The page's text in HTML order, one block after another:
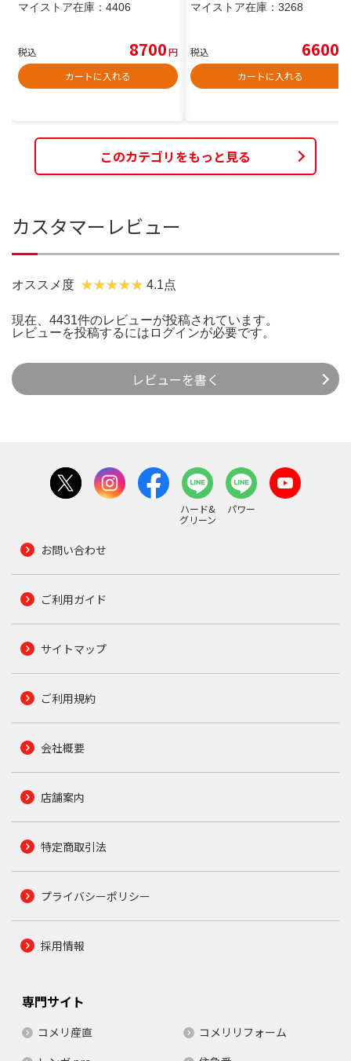
マイストア在庫： 4406
税込 8700円
カートに入れる
マイストア在庫： 3268
税込 6600
カートに入れる
このカテゴリをもっと見る
カスタマーレビュー
オススメ度 4.1点
現在、4431件のレビューが投稿されています。
レビューを投稿するには ログインが必要です。
レビューを書く
ハード&
グリーン
パワー
お問い合わせ
ご利用ガイド
サイトマップ
ご利用規約
会社概要
店舗案内
特定商取引法
プライバシーポリシー
採用情報
専門サイト
コメリ産直
コメリリフォーム